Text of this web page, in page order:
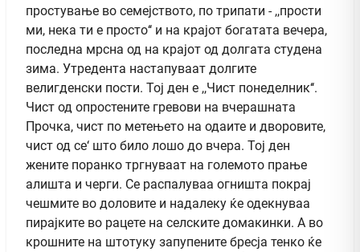
простување во семејството, по трипати - ,,прости
ми, нека ти е просто‘‘ и на крајот богатата вечера,
последна мрсна од на крајот од долгата студена
зима. Утредента настапуваат долгите
велигденски пости. Тој ден е ,,Чист понеделник‘‘.
Чист од опростените гревови на вчерашната
Прочка, чист по метењето на одаите и дворовите,
чист од се‘ што било лошо до вчера. Тој ден
жените поранко тргнуваат на големото прање
алишта и черги. Се распалуваа огништа покрај
чешмите во доловите и надалеку ќе одекнуваа
пирајките во рацете на селските домакинки. А во
крошните на штотуку запупените бресја тенко ќе